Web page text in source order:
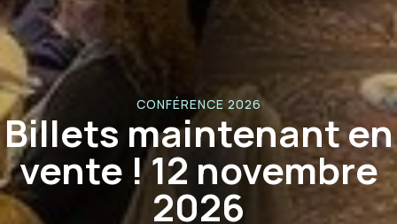
Mise à jour sur les
droits de douane et
ressources